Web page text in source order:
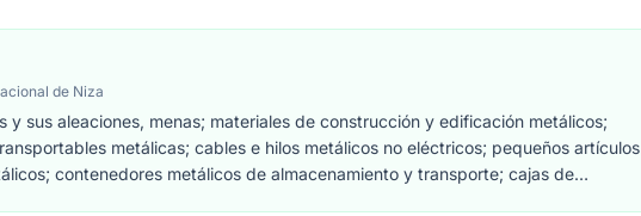
de Niza
y sus aleaciones, menas; materiales de construcción y edificación metálicos;
metálicas; cables e hilos metálicos no eléctricos; pequeños artículos
contenedores metálicos de almacenamiento y transporte; cajas de